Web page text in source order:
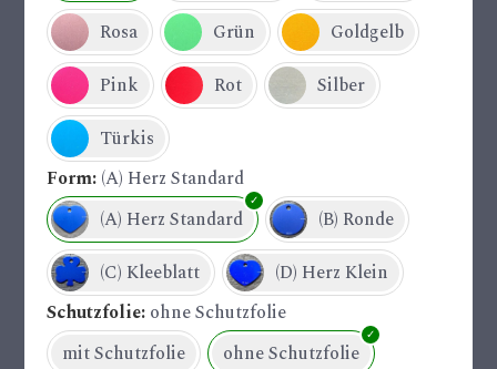
Rosa
Grün
Goldgelb
Pink
Rot
Silber
Türkis
Form (A) Herz Standard
(A) Herz Standard
(B) Ronde
(C) Kleeblatt
(D) Herz Klein
Schutzfolie ohne Schutzfolie
mit Schutzfolie
ohne Schutzfolie